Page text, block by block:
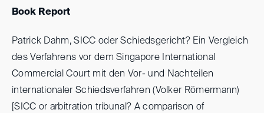
Book Report
Patrick Dahm, SICC oder Schiedsgericht? Ein Vergleich
des Verfahrens vor dem Singapore International
Commercial Court mit den Vor- und Nachteilen
internationaler Schiedsverfahren (Volker Römermann)
[SICC or arbitration tribunal? A comparison of